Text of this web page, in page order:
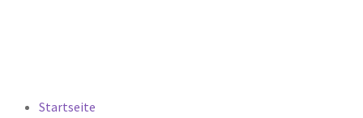
Startseite